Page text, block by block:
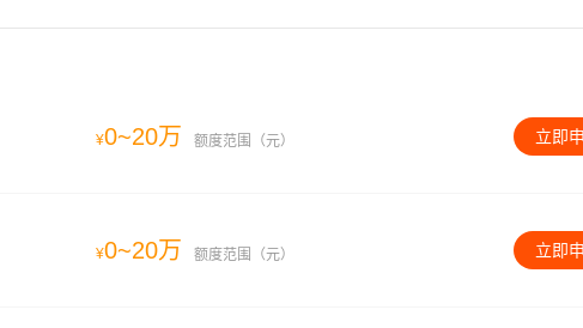
¥0~20万 额度范围（元） 立即
¥0~20万 额度范围（元） 立即